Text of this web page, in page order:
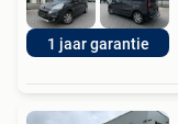
1 jaar garantie